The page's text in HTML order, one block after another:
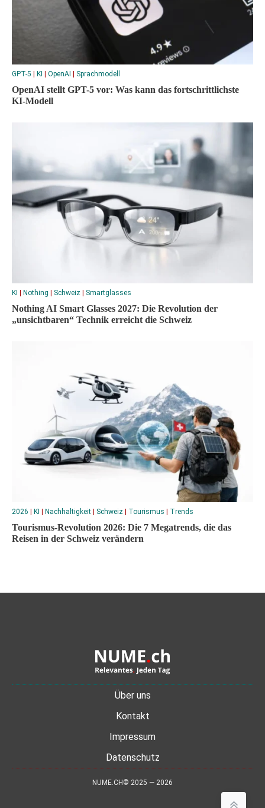
GPT-5 KI OpenAI Sprachmodell
OpenAI stellt GPT-5 vor: Was kann das fortschrittlichste
KI-Modell
KI | Nothing | Schweiz | Smartglasses
Nothing AI Smart Glasses 2027: Die Revolution der
„unsichtbaren“ Technik erreicht die Schweiz
2026 | KI | Nachhaltigkeit | Schweiz | Tourismus | Trends
Tourismus-Revolution 2026: Die 7 Megatrends, die das
Reisen in der Schweiz verändern
Über uns
Kontakt
Impressum
Datenschutz
NUME.CH© 2025 — 2026